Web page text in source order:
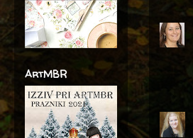
ArtMBR